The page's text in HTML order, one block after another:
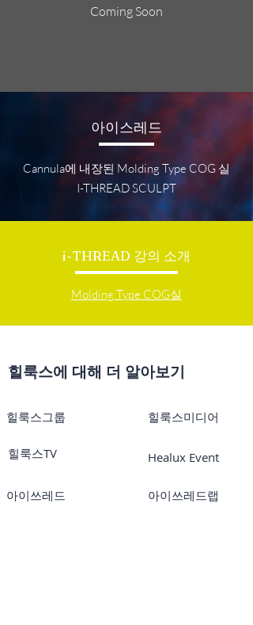
Coming Soon
아이스레드
Cannula에 내장된 Molding Type COG 실
I-THREAD SCULPT
i-THREAD 강의 소개
Molding Type COG실
힐룩스에 대해 더 알아보기
힐룩스그룹
힐룩스TV
아이쓰레드
힐룩스미디어
Healux Event
아이쓰레드랩